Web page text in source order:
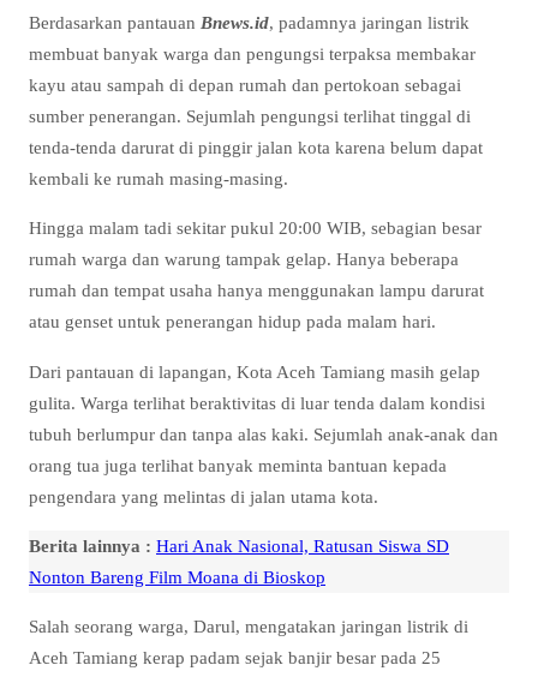
Berdasarkan pantauan Bnews.id, padamnya jaringan listrik
membuat banyak warga dan pengungsi terpaksa membakar
kayu atau sampah di depan rumah dan pertokoan sebagai
sumber penerangan. Sejumlah pengungsi terlihat tinggal di
tenda-tenda darurat di pinggir jalan kota karena belum dapat
kembali ke rumah masing-masing.
Hingga malam tadi sekitar pukul 20:00 WIB, sebagian besar
rumah warga dan warung tampak gelap. Hanya beberapa
rumah dan tempat usaha hanya menggunakan lampu darurat
atau genset untuk penerangan hidup pada malam hari.
Dari pantauan di lapangan, Kota Aceh Tamiang masih gelap
gulita. Warga terlihat beraktivitas di luar tenda dalam kondisi
tubuh berlumpur dan tanpa alas kaki. Sejumlah anak-anak dan
orang tua juga terlihat banyak meminta bantuan kepada
pengendara yang melintas di jalan utama kota.
Berita lainnya : Hari Anak Nasional, Ratusan Siswa SD
Nonton Bareng Film Moana di Bioskop
Salah seorang warga, Darul, mengatakan jaringan listrik di
Aceh Tamiang kerap padam sejak banjir besar pada 25